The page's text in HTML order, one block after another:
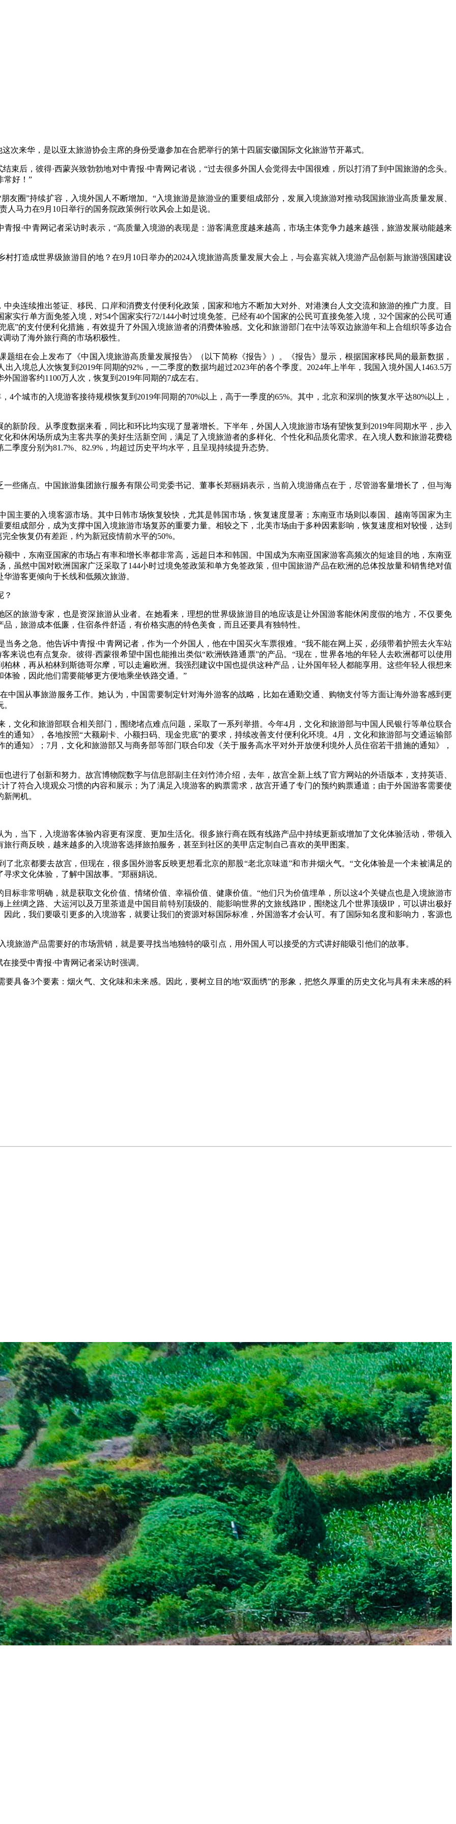
来华，是以亚太旅游协会主席的身份受邀参加在合肥举行的第十四届安徽国际文化旅游节开幕式。
，彼得·西蒙兴致勃勃地对中青报·中青网记者说，“过去很多外国人会觉得去中国很难，所以打消了到中国旅游的念头。
常好！”
”持续扩容，入境外国人不断增加。“入境旅游是旅游业的重要组成部分，发展入境旅游对推动我国旅游业高质量发展、
马力在9月10日举行的国务院政策例行吹风会上如是说。
·中青网记者采访时表示，“高质量入境游的表现是：游客满意度越来越高，市场主体竞争力越来越强，旅游发展动能越来
造成世界级旅游目的地？在9月10日举办的2024入境旅游高质量发展大会上，与会嘉宾就入境游产品创新与旅游强国建设
连续推出签证、移民、口岸和消费支付便利化政策，国家和地方不断加大对外、对港澳台人文交流和旅游的推广力度。目
实行单方面免签入境，对54个国家实行72/144小时过境免签。已经有40个国家的公民可直接免签入境，32个国家的公民可通
底”的支付便利化措施，有效提升了外国入境旅游者的消费体验感。文化和旅游部门在中法等双边旅游年和上合组织等多边合
动了海外旅行商的市场积极性。
在会上发布了《中国入境旅游高质量发展报告》（以下简称《报告》）。《报告》显示，根据国家移民局的最新数据，
入境总人次恢复到2019年同期的92%，一二季度的数据均超过2023年的各个季度。2024年上半年，我国入境外国人1463.5万
国游客约1100万人次，恢复到2019年同期的7成左右。
城市的入境游客接待规模恢复到2019年同期的70%以上，高于一季度的65%。其中，北京和深圳的恢复水平达80%以上，
阶段。从季度数据来看，同比和环比均实现了显著增长。下半年，外国人入境旅游市场有望恢复到2019年同期水平，步入
和休闲场所成为主客共享的美好生活新空间，满足了入境旅游者的多样化、个性化和品质化需求。在入境人数和旅游花费稳
季度分别为81.7%、82.9%，均超过历史平均水平，且呈现持续提升态势。
痛点。中国旅游集团旅行服务有限公司党委书记、董事长郑丽娟表示，当前入境游痛点在于，尽管游客量增长了，但与海
要的入境客源市场。其中日韩市场恢复较快，尤其是韩国市场，恢复速度显著；东南亚市场则以泰国、越南等国家为主
组成部分，成为支撑中国入境旅游市场复苏的重要力量。相较之下，北美市场由于多种因素影响，恢复速度相对较慢，达到
全恢复仍有差距，约为新冠疫情前水平的50%。
，东南亚国家的市场占有率和增长率都非常高，远超日本和韩国。中国成为东南亚国家游客高频次的短途目的地，东南亚
虽然中国对欧洲国家广泛采取了144小时过境免签政策和单方免签政策，但中国旅游产品在欧洲的总体投放量和销售绝对值
游客更倾向于长线和低频次旅游。
？
旅游专家，也是资深旅游从业者。在她看来，理想的世界级旅游目的地应该是让外国游客能休闲度假的地方，不仅要免
，旅游成本低廉，住宿条件舒适，有价格实惠的特色美食，而且还要具有独特性。
之急。他告诉中青报·中青网记者，作为一个外国人，他在中国买火车票很难。“我不能在网上买，必须带着护照去火车站
来说也有点复杂。彼得·西蒙很希望中国也能推出类似“欧洲铁路通票”的产品。“现在，世界各地的年轻人去欧洲都可以使用
林，再从柏林到斯德哥尔摩，可以走遍欧洲。我强烈建议中国也提供这种产品，让外国年轻人都能享用。这些年轻人很想来
验，因此他们需要能够更方便地乘坐铁路交通。”
国从事旅游服务工作。她认为，中国需要制定针对海外游客的战略，比如在通勤交通、购物支付等方面让海外游客感到更
化和旅游部联合相关部门，围绕堵点难点问题，采取了一系列举措。今年4月，文化和旅游部与中国人民银行等单位联合
通知》，各地按照“大额刷卡、小额扫码、现金兜底”的要求，持续改善支付便利化环境。4月，文化和旅游部与交通运输部
通知》；7月，文化和旅游部又与商务部等部门联合印发《关于服务高水平对外开放便利境外人员住宿若干措施的通知》，
行了创新和努力。故宫博物院数字与信息部副主任刘竹沛介绍，去年，故宫全新上线了官方网站的外语版本，支持英语、
了符合入境观众习惯的内容和展示；为了满足入境游客的购票需求，故宫开通了专门的预约购票通道；由于外国游客需要使
闸机。
当下，入境游客体验内容更有深度、更加生活化。很多旅行商在既有线路产品中持续更新或增加了文化体验活动，带领入
行商反映，越来越多的入境游客选择旅拍服务，甚至到社区的美甲店定制自己喜欢的美甲图案。
京都要去故宫，但现在，很多国外游客反映更想看北京的那股“老北京味道”和市井烟火气。“文化体验是一个未被满足的
求文化体验，了解中国故事。”郑丽娟说。
非常明确，就是获取文化价值、情绪价值、幸福价值、健康价值。“他们只为价值埋单，所以这4个关键点也是入境旅游市
丝绸之路、大运河以及万里茶道是中国目前特别顶级的、能影响世界的文旅线路IP，围绕这几个世界顶级IP，可以讲出极好
此，我们要吸引更多的入境游客，就要让我们的资源对标国际标准，外国游客才会认可。有了国际知名度和影响力，客源也
游产品需要好的市场营销，就是要寻找当地独特的吸引点，用外国人可以接受的方式讲好能吸引他们的故事。
受中青报·中青网记者采访时强调。
备3个要素：烟火气、文化味和未来感。因此，要树立目的地“双面绣”的形象，把悠久厚重的历史文化与具有未来感的科